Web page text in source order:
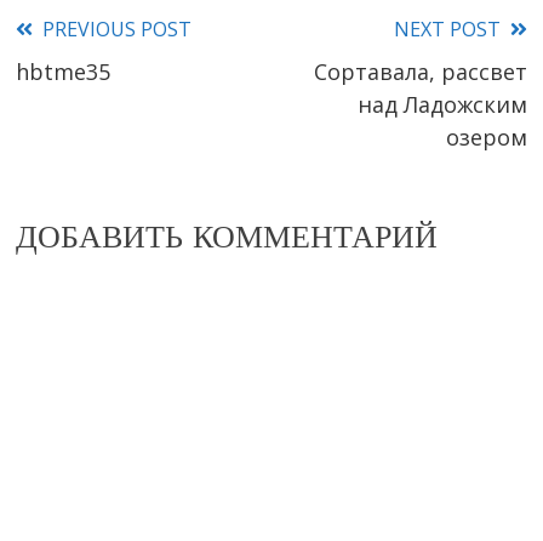
Read
more
PREVIOUS POST
hbtme35
NEXT POST
Сортавала, рассвет
над Ладожским
озером
ДОБАВИТЬ КОММЕНТАРИЙ